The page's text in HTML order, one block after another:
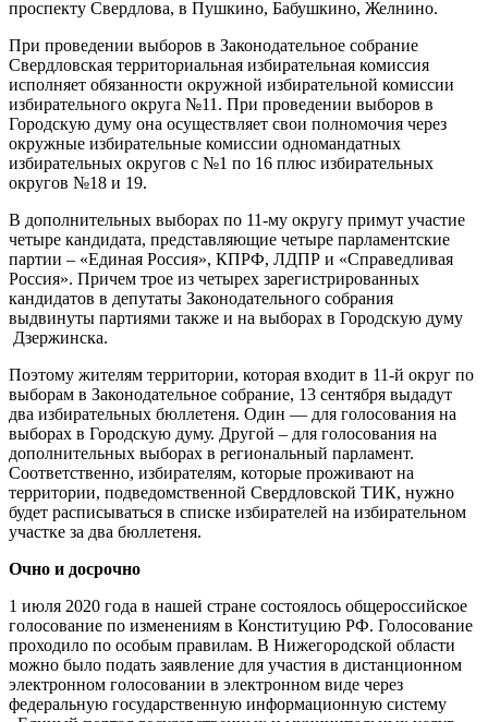
проспекту Свердлова, в Пушкино, Бабушкино, Желнино.
При проведении выборов в Законодательное собрание
Свердловская территориальная избирательная комиссия
исполняет обязанности окружной избирательной комиссии
избирательного округа №11. При проведении выборов в
Городскую думу она осуществляет свои полномочия через
окружные избирательные комиссии одномандатных
избирательных округов с №1 по 16 плюс избирательных
округов №18 и 19.
В дополнительных выборах по 11-му округу примут участие
четыре кандидата, представляющие четыре парламентские
партии – «Единая Россия», КПРФ, ЛДПР и «Справедливая
Россия». Причем трое из четырех зарегистрированных
кандидатов в депутаты Законодательного собрания
выдвинуты партиями также и на выборах в Городскую думу
Дзержинска.
Поэтому жителям территории, которая входит в 11-й округ по
выборам в Законодательное собрание, 13 сентября выдадут
два избирательных бюллетеня. Один — для голосования на
выборах в Городскую думу. Другой – для голосования на
дополнительных выборах в региональный парламент.
Соответственно, избирателям, которые проживают на
территории, подведомственной Свердловской ТИК, нужно
будет расписываться в списке избирателей на избирательном
участке за два бюллетеня.
Очно и досрочно
1 июля 2020 года в нашей стране состоялось общероссийское
голосование по изменениям в Конституцию РФ. Голосование
проходило по особым правилам. В Нижегородской области
можно было подать заявление для участия в дистанционном
электронном голосовании в электронном виде через
федеральную государственную информационную систему